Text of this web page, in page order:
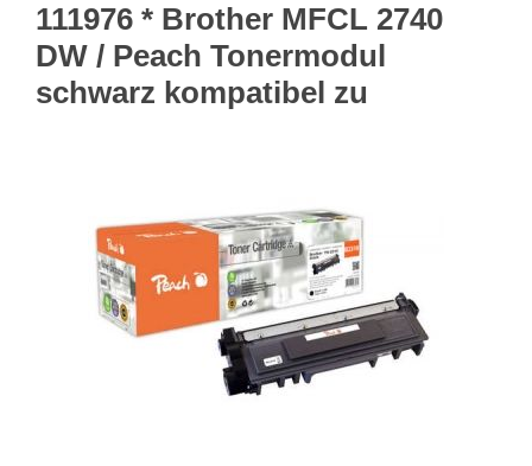
111976 * Brother MFCL 2740
DW / Peach Tonermodul
schwarz kompatibel zu